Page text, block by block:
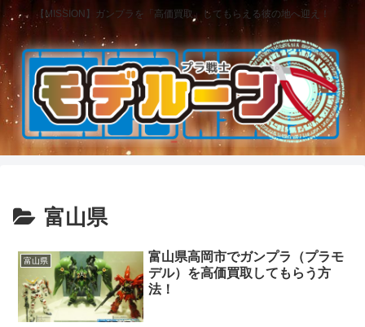
【MISSION】ガンプラを「高価買取」してもらえる彼の地へ迎え！
富山県
富山県
富山県高岡市でガンプラ（プラモ
デル）を高価買取してもらう方
法！